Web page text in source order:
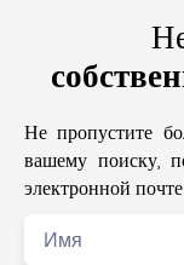
Не пропустите
вашему поиску,
электронной почте!
Имя